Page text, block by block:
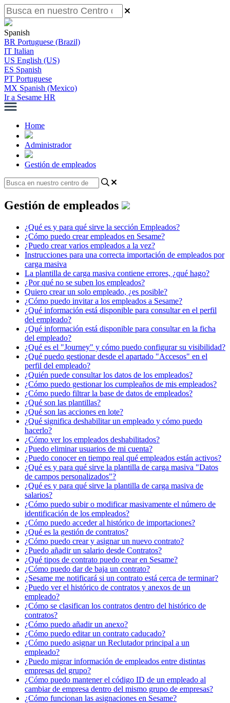
Spanish
BR Portuguese (Brazil)
IT Italian
US English (US)
ES Spanish
PT Portuguese
MX Spanish (Mexico)
Ir a Sesame HR
Home
Administrador
Gestión de empleados
Gestión de empleados
¿Qué es y para qué sirve la sección Empleados?
¿Cómo puedo crear empleados en Sesame?
¿Puedo crear varios empleados a la vez?
Instrucciones para una correcta importación de empleados por
carga masiva
La plantilla de carga masiva contiene errores, ¿qué hago?
¿Por qué no se suben los empleados?
Quiero crear un solo empleado, ¿es posible?
¿Cómo puedo invitar a los empleados a Sesame?
¿Qué información está disponible para consultar en el perfil
del empleado?
¿Qué información está disponible para consultar en la ficha
del empleado?
¿Qué es el "Journey" y cómo puedo configurar su visibilidad?
¿Qué puedo gestionar desde el apartado "Accesos" en el
perfil del empleado?
¿Quién puede consultar los datos de los empleados?
¿Cómo puedo gestionar los cumpleaños de mis empleados?
¿Cómo puedo filtrar la base de datos de empleados?
¿Qué son las plantillas?
¿Qué son las acciones en lote?
¿Qué significa deshabilitar un empleado y cómo puedo
hacerlo?
¿Cómo ver los empleados deshabilitados?
¿Puedo eliminar usuarios de mi cuenta?
¿Puedo conocer en tiempo real qué empleados están activos?
¿Qué es y para qué sirve la plantilla de carga masiva "Datos
de campos personalizados"?
¿Qué es y para qué sirve la plantilla de carga masiva de
salarios?
¿Cómo puedo subir o modificar masivamente el número de
identificación de los empleados?
¿Cómo puedo acceder al histórico de importaciones?
¿Qué es la gestión de contratos?
¿Cómo puedo crear y asignar un nuevo contrato?
¿Puedo añadir un salario desde Contratos?
¿Qué tipos de contrato puedo crear en Sesame?
¿Cómo puedo dar de baja un contrato?
¿Sesame me notificará si un contrato está cerca de terminar?
¿Puedo ver el histórico de contratos y anexos de un
empleado?
¿Cómo se clasifican los contratos dentro del histórico de
contratos?
¿Cómo puedo añadir un anexo?
¿Cómo puedo editar un contrato caducado?
¿Cómo puedo asignar un Reclutador principal a un
empleado?
¿Puedo migrar información de empleados entre distintas
empresas del grupo?
¿Cómo puedo mantener el código ID de un empleado al
cambiar de empresa dentro del mismo grupo de empresas?
¿Cómo funcionan las asignaciones en Sesame?